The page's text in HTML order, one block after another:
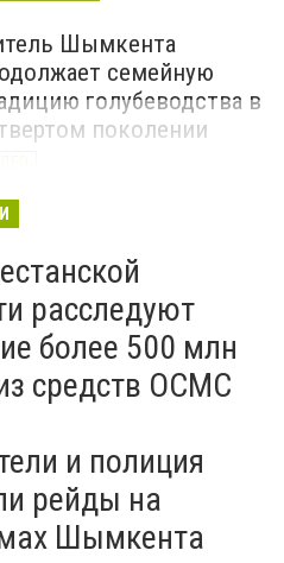
Шымкента
семейную
голубеводства в
поколении
объединила
на форуме
инициатив
2026
расследуют
более 500 млн
средств ОСМС
и полиция
рейды на
Шымкента